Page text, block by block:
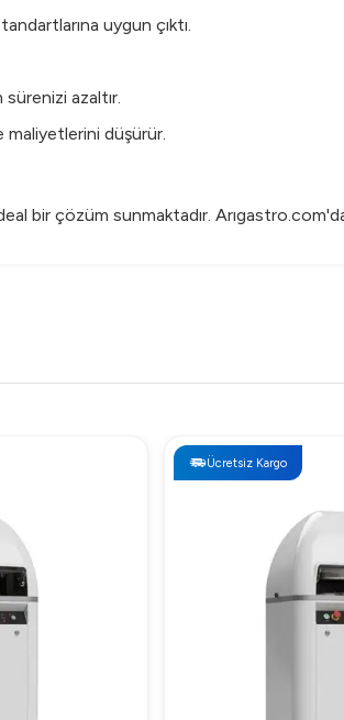
uygun çıktı.
azaltır.
maliyetlerini düşürür.
bir çözüm sunmaktadır.
Ücretsiz Kargo